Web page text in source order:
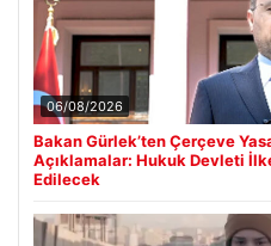
06/08/2026
Bakan Gürlek’ten Çerçeve
Açıklamalar: Hukuk Devleti
Edilecek